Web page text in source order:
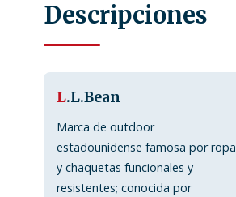
Descripciones
L.L.Bean
Marca de outdoor
estadounidense famosa por ropa
y chaquetas funcionales y
resistentes; conocida por